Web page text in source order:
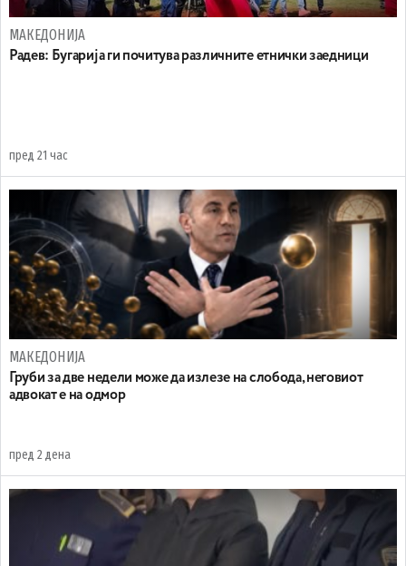
МАКЕДОНИЈА
Радев: Бугарија ги почитува различните етнички заедници
пред 21 час
МАКЕДОНИЈА
Груби за две недели може да излезе на слобода, неговиот
адвокат е на одмор
пред 2 дена